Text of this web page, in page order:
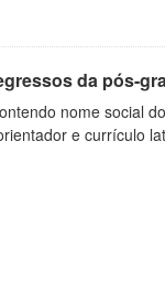
da pós-
nome social
e currículo